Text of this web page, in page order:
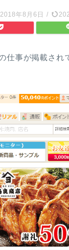
2018年8月6日 /
仕事が掲載され